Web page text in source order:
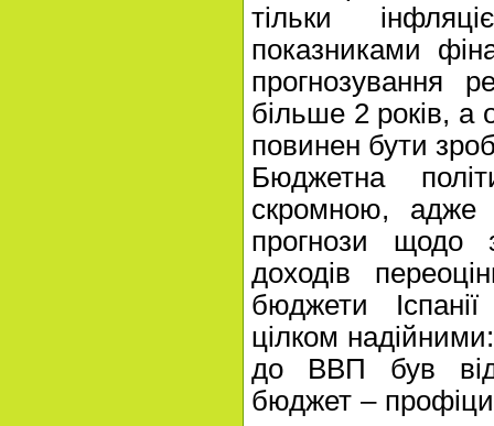
тільки
показниками
прогнозування
більше 2 років, а
повинен бути
Бюджетна
скромною, адже
прогнози щодо
доходів
бюджети
цілком
до ВВП був
бюджет –